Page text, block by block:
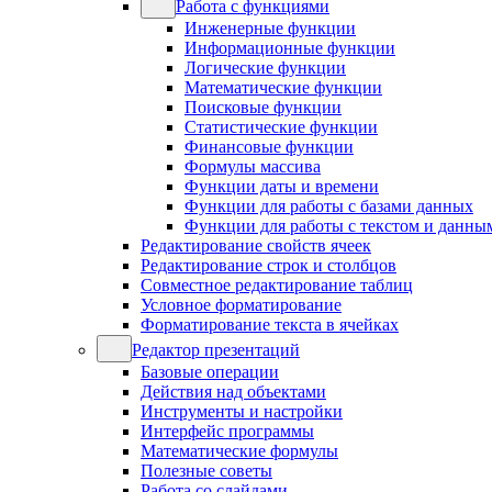
Работа с функциями
Инженерные функции
Информационные функции
Логические функции
Математические функции
Поисковые функции
Статистические функции
Финансовые функции
Формулы массива
Функции даты и времени
Функции для работы с базами данных
Функции для работы с текстом и
Редактирование свойств ячеек
Редактирование строк и столбцов
Совместное редактирование таблиц
Условное форматирование
Форматирование текста в ячейках
Редактор презентаций
Базовые операции
Действия над объектами
Инструменты и настройки
Интерфейс программы
Математические формулы
Полезные советы